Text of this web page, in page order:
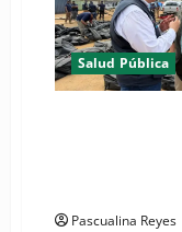
Salud Pública
Pascualina Reyes